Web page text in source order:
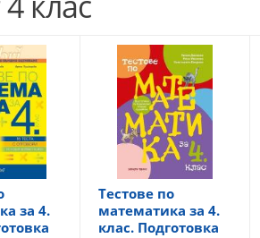
за 4.
Тестове по
математика за 4.
клас. Подготовка